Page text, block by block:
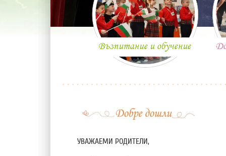
УВАЖАЕМИ РОДИТЕЛИ,